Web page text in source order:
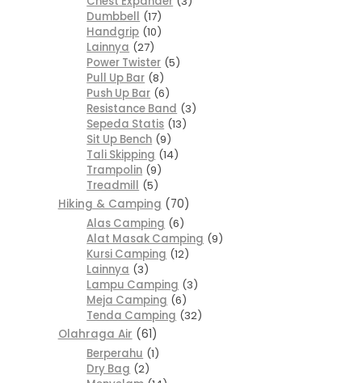
Dumbbell 17
Handgrip 10
Lainnya 27
Power Twister 5
Pull Up Bar 8
Push Up Bar 6
Resistance Band 3
Sepeda Statis 13
Sit Up Bench 9
Tali Skipping 14
Trampolin 9
Treadmill 5
Hiking & Camping
70
Alas Camping 6
Alat Masak Camping 9
Kursi Camping 12
Lainnya 3
Lampu Camping 3
Meja Camping 6
Tenda Camping 32
Olahraga Air
61
Berperahu 1
Dry Bag 2